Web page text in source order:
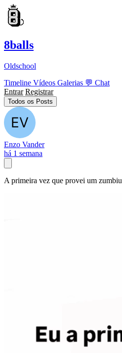
8balls
Oldschool
Timeline Vídeos Galerias 💬 Chat
Entrar Registrar
Todos os Posts
Enzo Vander
há 1 semana
A primeira vez que provei um zumbiu